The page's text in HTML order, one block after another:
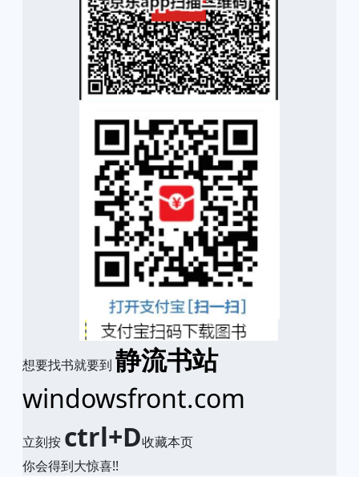
想要找书就要到 静流书站
windowsfront.com
立刻按 ctrl+D收藏本页
你会得到大惊喜!!